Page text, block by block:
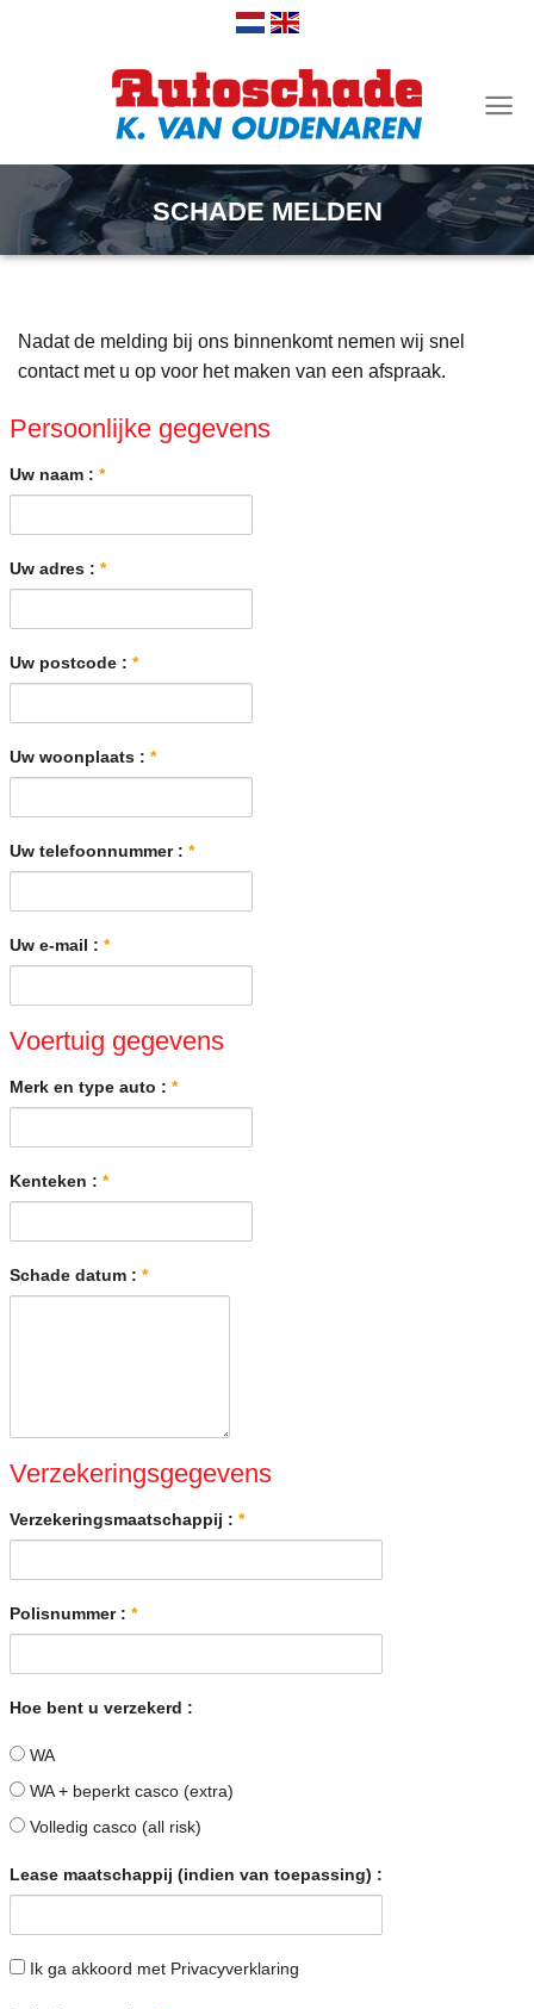
SCHADE MELDEN
Nadat de melding bij ons binnenkomt nemen wij snel
contact met u op voor het maken van een afspraak.
Persoonlijke gegevens
Uw naam : *
Uw adres : *
Uw postcode : *
Uw woonplaats : *
Uw telefoonnummer : *
Uw e-mail : *
Voertuig gegevens
Merk en type auto : *
Kenteken : *
Schade datum : *
Verzekeringsgegevens
Verzekeringsmaatschappij : *
Polisnummer : *
Hoe bent u verzekerd :
WA
WA + beperkt casco (extra)
Volledig casco (all risk)
Lease maatschappij (indien van toepassing) :
akkoord
Ik ga akkoord met Privacyverklaring